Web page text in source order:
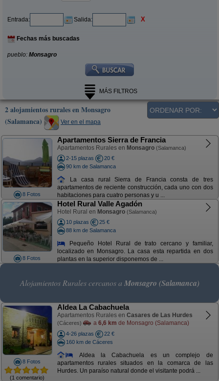
Entrada: Salida: X
Fechas más buscadas
pueblo: Monsagro
MÁS FILTROS
2 alojamientos rurales en Monsagro
(Salamanca)
Ver en el mapa
8 Fotos
Apartamentos Sierra de Francia
Apartamentos Rurales en Monsagro (Salamanca)
2-15 plazas
20 €
90 km de Salamanca
La casa rural Sierra de Francia consta de tres
apartamentos de reciente construcción, cada uno con dos
habitaciones para cuatro personas y u ...
8 Fotos
Hotel Rural Valle Agadón
Hotel Rural en Monsagro (Salamanca)
10 plazas
25 €
88 km de Salamanca
Pequeño Hotel Rural de trato cercano y familiar,
localizado en Monsagro. La casa esta repartida en dos
plantas en la superior disponemos de ...
Alojamientos Rurales cercanos a Monsagro (Salamanca)
8 Fotos
(1 comentario)
Aldea La Cabachuela
Apartamentos Rurales en Casares de Las Hurdes
(Cáceres) a 6,6 km de Monsagro (Salamanca)
4-26 plazas
22 €
160 km de Cáceres
Aldea la Cabachuela es un complejo de
apartamentos rurales situados en la comarca de las
Hurdes. Un paraíso natural donde el visitante podrá ...